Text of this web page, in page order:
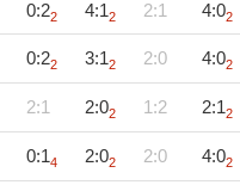
0:22 4:12 2:1 4:02
0:22 3:12 2:0 4:02
2:1 2:02 1:2 2:12
0:14 2:02 2:0 4:02